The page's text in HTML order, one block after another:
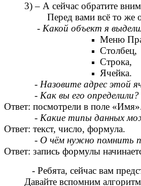
3) – А сейчас обратите
Перед вами всё то же
- Какой объект я
Меню
Столбец,
Строка,
Ячейка.
- Назовите адрес этой
- Как вы его определили?
Ответ: посмотрели в поле
- Какие типы данных
Ответ: текст, число, формула.
- О чём нужно помнить
Ответ: запись формулы
- Ребята, сейчас вам
Давайте вспомним алгоритм